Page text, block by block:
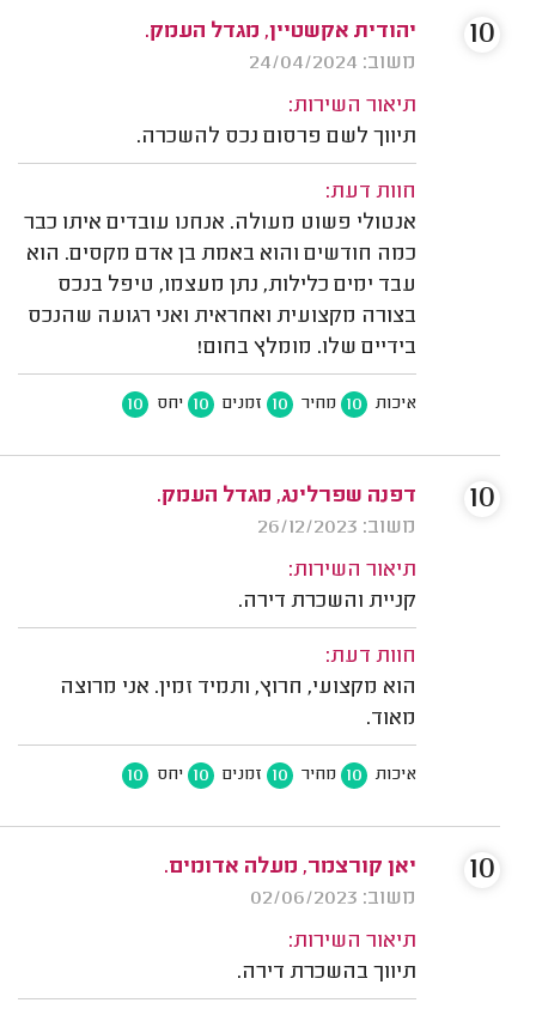
יהודית אקשטיין, מגדל העמק.
משוב: 24/04/2024
תיאור השירות:
תיווך לשם פרסום נכס להשכרה.
חוות דעת:
אנטולי פשוט מעולה. אנחנו עובדים איתו כבר
כמה חודשים והוא באמת בן אדם מקסים. הוא
עבד ימים כלילות, נתן מעצמו, טיפל בנכס
בצורה מקצועית ואחראית ואני רגועה שהנכס
בידיים שלו. מומלץ בחום!
איכות 10 מחיר 10 זמנים 10 יחס 10
10
דפנה שפרלינג, מגדל העמק.
משוב: 26/12/2023
תיאור השירות:
קניית והשכרת דירה.
חוות דעת:
הוא מקצועי, חרוץ, ותמיד זמין. אני מרוצה
מאוד.
איכות 10 מחיר 10 זמנים 10 יחס 10
10
יאן קורצמר, מעלה אדומים.
משוב: 02/06/2023
תיאור השירות:
תיווך בהשכרת דירה.
10